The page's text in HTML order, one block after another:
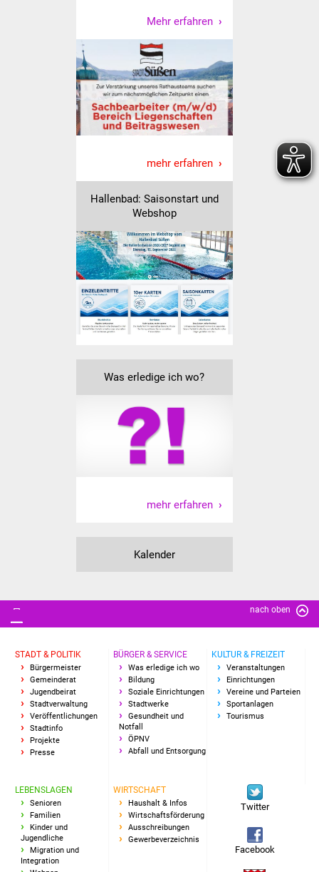
Tourismus
Erlebnisregion
Schwäbischer Albtrauf
Industriekultur
Lebenslagen
Senioren
Stadtseniorenrat
Sommerwochen für
Ältere
Pflegeheim
Familien
Familientreff
Schülerferienprogramm
Bauen in Süßen
Wohnimmobilien +
Baugrundstücke
Wirtschaft
Haushalt & Infos
Wirtschaftsförderung
Gewerbeimmobilien
Mehr erfahren
mehr erfahren
Hallenbad: Saisonstart und
Webshop
Was erledige ich wo?
mehr erfahren
Kalender
nach oben
STADT & POLITIK
Bürgermeister
Gemeinderat
Jugendbeirat
Stadtverwaltung
Veröffentlichungen
Stadtinfo
Projekte
Presse
BÜRGER & SERVICE
Was erledige ich wo
Bildung
Soziale Einrichtungen
Stadtwerke
Gesundheit und
Notfall
ÖPNV
Abfall und Entsorgung
KULTUR & FREIZEIT
Veranstaltungen
Einrichtungen
Vereine und Parteien
Sportanlagen
Tourismus
LEBENSLAGEN
Senioren
Familien
Kinder und
Jugendliche
Migration und
Integration
WIRTSCHAFT
Haushalt & Infos
Wirtschaftsförderung
Ausschreibungen
Gewerbeverzeichnis
Twitter
Facebook